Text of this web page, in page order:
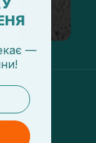
—